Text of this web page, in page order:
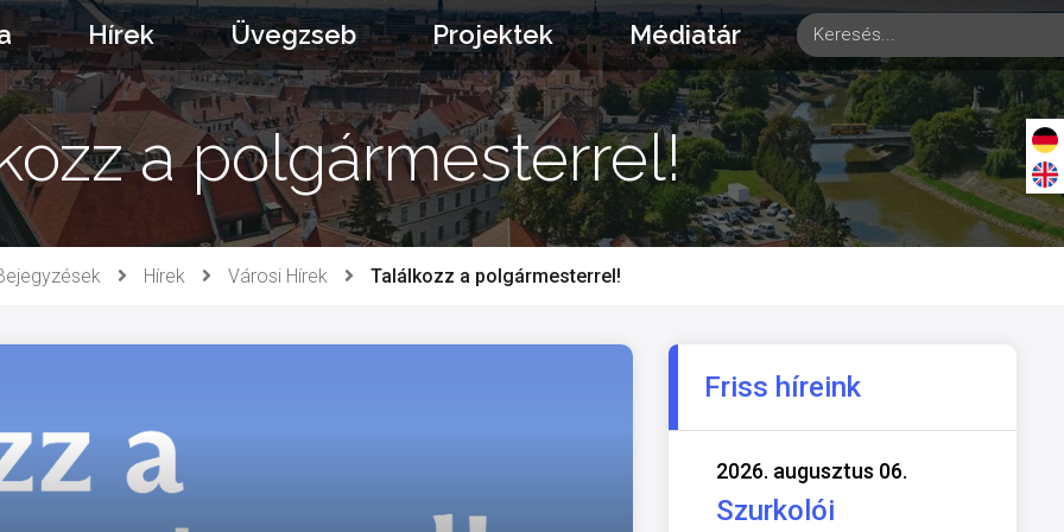
Hírek Üvegzseb Projektek Médiatár
a polgármesterrel!
Hírek Városi Hírek Találkozz a polgármesterrel!
Friss híreink
2026. augusztus 06.
Szurkolói